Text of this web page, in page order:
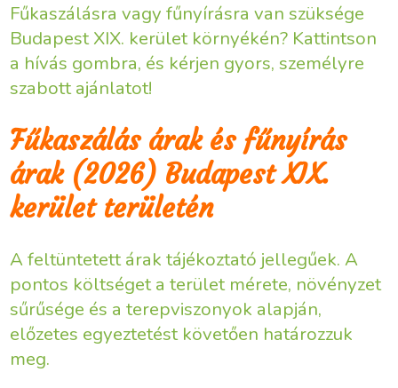
Fűkaszálásra vagy fűnyírásra van szüksége
Budapest XIX. kerület környékén? Kattintson
a hívás gombra, és kérjen gyors, személyre
szabott ajánlatot!
Fűkaszálás árak és fűnyírás
árak (2026) Budapest XIX.
kerület területén
A feltüntetett árak tájékoztató jellegűek. A
pontos költséget a terület mérete, növényzet
sűrűsége és a terepviszonyok alapján,
előzetes egyeztetést követően határozzuk
meg.